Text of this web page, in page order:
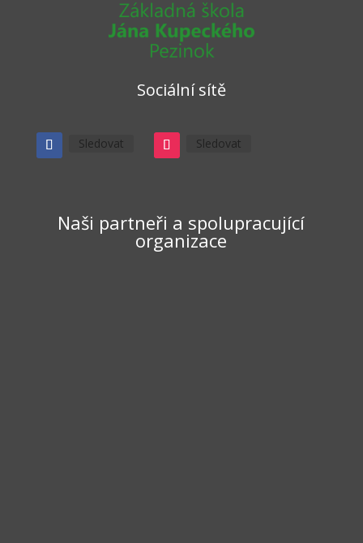
Sociální sítě
Sledovat Sledovat
Naši partneři a spolupracující
organizace